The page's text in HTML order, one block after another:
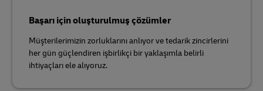
Başarı için oluşturulmuş çözümler
Müşterilerimizin zorluklarını anlıyor ve tedarik zincirlerini
her gün güçlendiren işbirlikçi bir yaklaşımla belirli
ihtiyaçları ele alıyoruz.